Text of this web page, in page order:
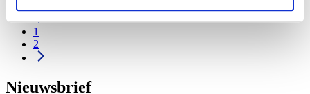
1
2
Nieuwsbrief